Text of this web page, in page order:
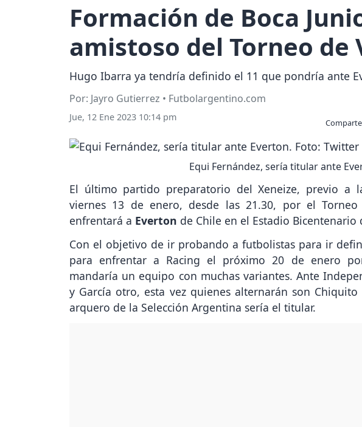
Formación de Boca
amistoso del Torneo de
Hugo Ibarra ya tendría definido el 11 que pondría ante
Por: Jayro Gutierrez • Futbolargentino.com
Jue, 12 Ene 2023 10:14 pm
Equi Fernández, sería titular ante
El último partido preparatorio del Xeneize, previo a
viernes 13 de enero, desde las 21.30, por el Torneo
enfrentará a Everton de Chile en el Estadio Bicentenario
Con el objetivo de ir probando a futbolistas para ir
para enfrentar a Racing el próximo 20 de enero
mandaría un equipo con muchas variantes. Ante
y García otro, esta vez quienes alternarán son
arquero de la Selección Argentina sería el titular.